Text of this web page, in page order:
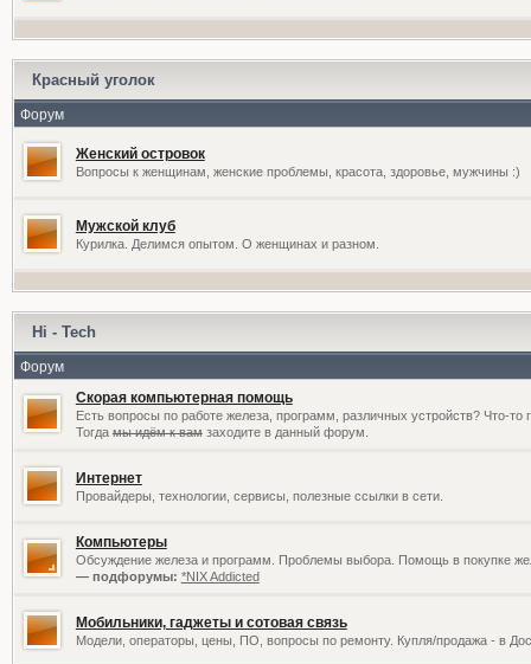
Красный уголок
Форум
Женский островок
Вопросы к женщинам, женские проблемы, красота, здоровье, мужчины :)
Мужской клуб
Курилка. Делимся опытом. О женщинах и разном.
Hi - Tech
Форум
Скорая компьютерная помощь
Есть вопросы по работе железа, программ, различных устройств? Что-то
Тогдамы идём к вамзаходите в данный форум.
Интернет
Провайдеры, технологии, сервисы, полезные ссылки в сети.
Компьютеры
Обсуждение железа и программ. Проблемы выбора. Помощь в покупке
— подфорумы: *NIX Addicted
Мобильники, гаджеты и сотовая связь
Модели, операторы, цены, ПО, вопросы по ремонту. Купля/продажа - в